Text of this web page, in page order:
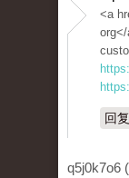
<a
回复
q5j0k7o6